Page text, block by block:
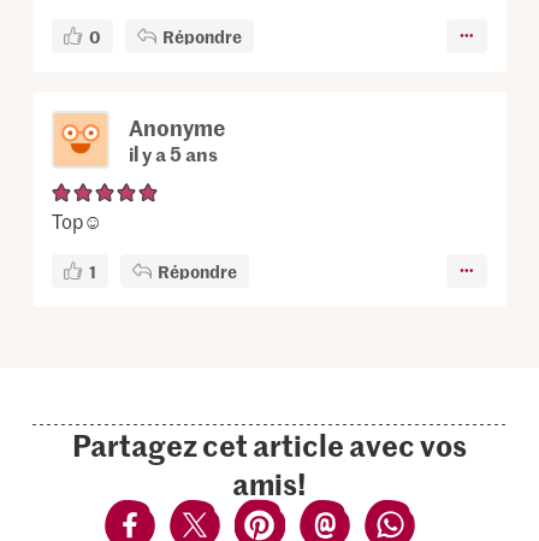
0 Répondre
Anonyme
il y a 5 ans
Top☺️
1 Répondre
Partagez cet article avec vos
amis!